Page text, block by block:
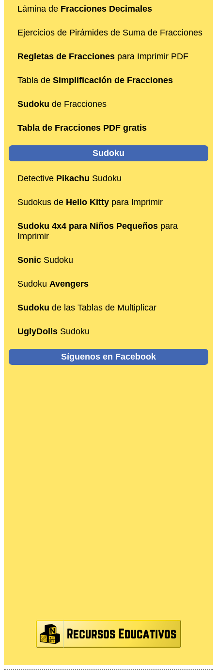
Lámina de Fracciones Decimales
Ejercicios de Pirámides de Suma de Fracciones
Regletas de Fracciones para Imprimir PDF
Tabla de Simplificación de Fracciones
Sudoku de Fracciones
Tabla de Fracciones PDF gratis
Sudoku
Detective Pikachu Sudoku
Sudokus de Hello Kitty para Imprimir
Sudoku 4x4 para Niños Pequeños para
Imprimir
Sonic Sudoku
Sudoku Avengers
Sudoku de las Tablas de Multiplicar
UglyDolls Sudoku
Síguenos en Facebook